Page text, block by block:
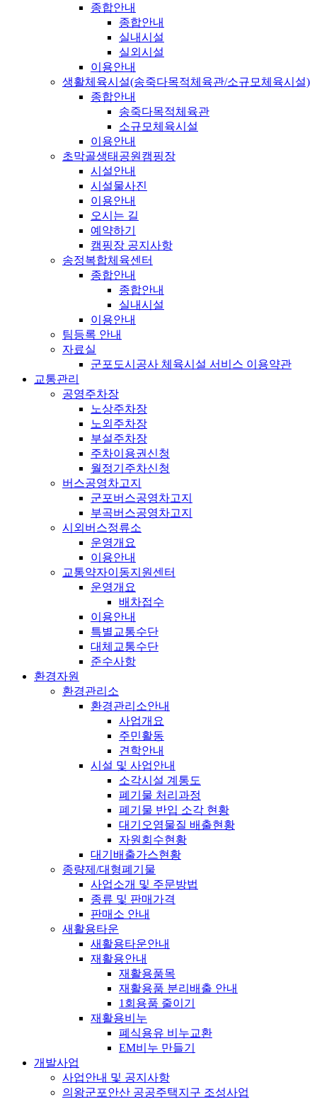
종합안내
종합안내
실내시설
실외시설
이용안내
생활체육시설(송죽다목적체육관/소규모체육시설)
종합안내
송죽다목적체육관
소규모체육시설
이용안내
초막골생태공원캠핑장
시설안내
시설물사진
이용안내
오시는 길
예약하기
캠핑장 공지사항
송정복합체육센터
종합안내
종합안내
실내시설
이용안내
팀등록 안내
자료실
군포도시공사 체육시설 서비스 이용약관
교통관리
공영주차장
노상주차장
노외주차장
부설주차장
주차이용권신청
월정기주차신청
버스공영차고지
군포버스공영차고지
부곡버스공영차고지
시외버스정류소
운영개요
이용안내
교통약자이동지원센터
운영개요
배차접수
이용안내
특별교통수단
대체교통수단
준수사항
환경자원
환경관리소
환경관리소안내
사업개요
주민활동
견학안내
시설 및 사업안내
소각시설 계통도
폐기물 처리과정
폐기물 반입 소각 현황
대기오염물질 배출현황
자원회수현황
대기배출가스현황
종량제/대형폐기물
사업소개 및 주문방법
종류 및 판매가격
판매소 안내
새활용타운
새활용타운안내
재활용안내
재활용품목
재활용품 분리배출 안내
1회용품 줄이기
재활용비누
폐식용유 비누교환
EM비누 만들기
개발사업
사업안내 및 공지사항
의왕군포안산 공공주택지구 조성사업